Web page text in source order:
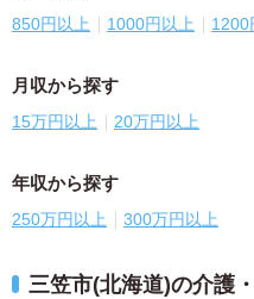
850円以上 1000円以上 1200
月収から探す
15万円以上 20万円以上
年収から探す
250万円以上 300万円以上
三笠市(北海道)の介護